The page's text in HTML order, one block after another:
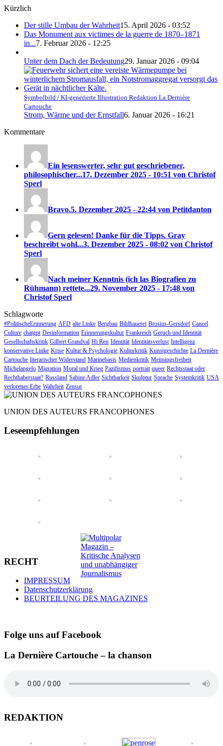
Kürzlich
Der stille Umbau der Wahrheit15. April 2026 - 03:52
Das Monument aux victimes de la guerre de 1870–1871
in...7. Februar 2026 - 12:25
Unter dem Dach der Bedeutung29. Januar 2026 - 09:04
Symbolbild / KI-generierte Illustration Redaktion La Dernière
Cartouche
Strom, Wärme und der Ernstfall6. Januar 2026 - 16:21
Kommentare
Ein lesenswerter, sehr gut geschriebener,
philosophischer...17. Dezember 2025 - 10:51 von Christof
Sperl
Bravo.5. Dezember 2025 - 22:44 von Petitdanton
Gern gelesen! Danke für die Tipps. Gray
beschreibt wohl...3. Dezember 2025 - 08:02 von Christof
Sperl
Nach meiner Kenntnis (ich las Biografien zu
Rühmann) rettete...29. November 2025 - 17:48 von
Christof Sperl
Schlagworte
#PolitischeErinnerung AFD alte Linke Bergbau Bildhauerei Brosius-Gersdorf Cancel
Culture chatgpt Desinformation Erinnerungskultur Frankreich Geruch und Identität
Gesellschaftskritik Gilbert Grandval Hi Ren Identität Identitätsverlust Intelligenz
konservative Linke Krise Kultur & Psychologie Kulturkritik Kunstgeschichte La Dernière
Cartouche literarischer Widerstand Marinebasis Medienkritik Meinungsfreiheit
Michelangelo Migration Moral und Krieg Pazifismus portrait queer Rechtsstaat oder
Rechthaberstaat? Russland Sabine Adler Sichtbarkeit Skulptur Sprache Systemkritik USA
verlorenes Erbe Wahrheit Zensur
UNION DES AUTEURS FRANCOPHONES
Leseempfehlungen
RECHT
IMPRESSUM
Datenschutzerklärung
BEURTEILUNG DES MAGAZINES
Folge uns auf Facebook
La Dernière Cartouche – la chanson
REDAKTION